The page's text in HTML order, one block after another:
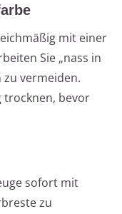
mit einer
Sie „nass in
zu vermeiden.
trocknen, bevor
sofort mit
zu